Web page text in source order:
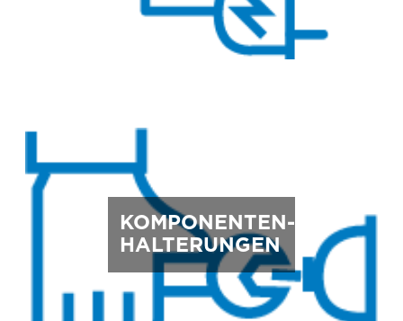
KOMPONENTEN-
HALTERUNGEN